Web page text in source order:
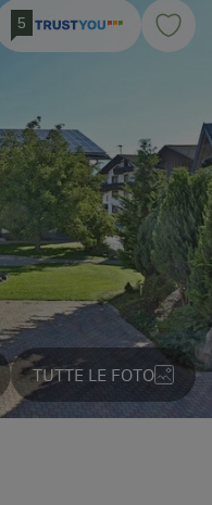
5
TUTTE LE FOTO